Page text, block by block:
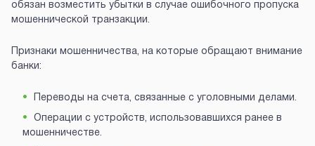
обязан возместить убытки в случае ошибочного пропуска
мошеннической транзакции.
Признаки мошенничества, на которые обращают внимание
банки:
Переводы на счета, связанные с уголовными делами.
Операции с устройств, использовавшихся ранее в
мошенничестве.